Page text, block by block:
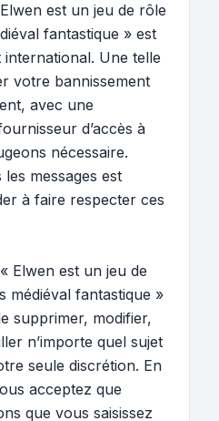
est un jeu de rôle
fantastique » est
Une telle
votre bannissement
avec une
d’accès à
nécessaire.
les messages est
à faire respecter ces
Elwen est un jeu de
médiéval fantastique »
supprimer, modifier,
n’importe quel sujet
seule discrétion. En
acceptez que
que vous saisissez